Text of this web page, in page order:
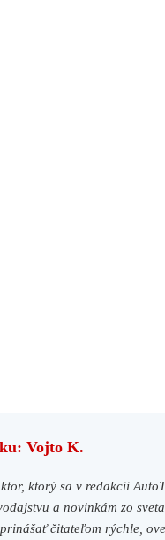
Vojto K.
ktorý sa v redakcii
a novinkám zo
čitateľom rýchle,